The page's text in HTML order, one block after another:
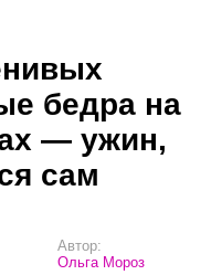
бедра на
— ужин,
сам
Автор:
Ольга Мороз